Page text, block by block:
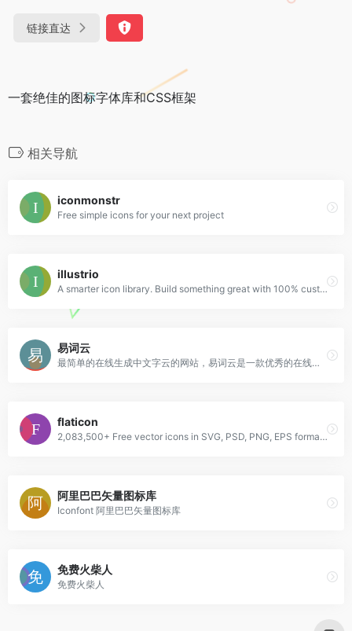
链接直达
一套绝佳的图标字体库和CSS框架
相关导航
iconmonstr
Free simple icons for your next project
illustrio
A smarter icon library. Build something great with 100% customizable icons. 100% free download (all icons in SVG or PNG format).
易词云
最简单的在线生成中文字云的网站，易词云是一款优秀的在线中文词云生成网站，具有分词功能，内含多种形状模板，不同的配色方案，可供选择
flaticon
2,083,500+ Free vector icons in SVG, PSD, PNG, EPS format or as ICON FONT. Thousands of free icons in the largest database of free vector icons!
阿里巴巴矢量图标库
Iconfont 阿里巴巴矢量图标库
免费火柴人
免费火柴人